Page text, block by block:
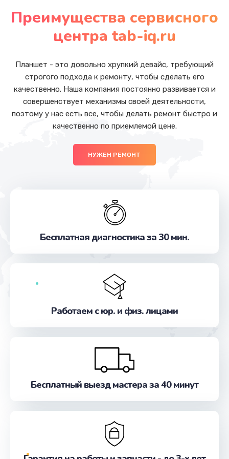
от 590 руб.
Заказать
Замена задней крышки устройства
Заказать
Замена камеры (внешней или внутренней)
от 450 руб.
Заказать
Заказать
от 740 руб.
Заказать
Настройка программного обеспечения
от 500 руб.
Заказать
от 3300 руб.
Заказать
Прошивка устройства (без сохранения данных)
от 550 руб.
Заказать
Замена лотка Flash
Преимущества сервисного
центра tab-iq.ru
Планшет - это довольно хрупкий девайс, требующий
строгого подхода к ремонту, чтобы сделать его
качественно. Наша компания постоянно развивается и
совершенствует механизмы своей деятельности,
поэтому у нас есть все, чтобы делать ремонт быстро и
качественно по приемлемой цене.
НУЖЕН РЕМОНТ
Бесплатная диагностика за 30 мин.
Работаем с юр. и физ. лицами
Бесплатный выезд мастера за 40 минут